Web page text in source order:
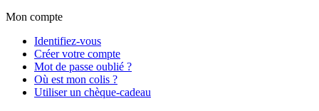
Mon compte
Identifiez-vous
Créer votre compte
Mot de passe oublié ?
Où est mon colis ?
Utiliser un chèque-cadeau